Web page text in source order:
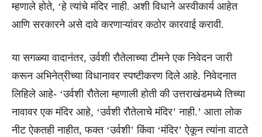
म्हणाले होते, ‘हे त्यांचे मंदिर नाही. अशी विधाने अस्वीकार्य आहेत
आणि सरकारने असे दावे करणाऱ्यांवर कठोर कारवाई करावी.
या सगळ्या वादानंतर, उर्वशी रौतेलाच्या टीमने एक निवेदन जारी
करून अभिनेत्रीच्या विधानावर स्पष्टीकरण दिले आहे. निवेदनात
लिहिले आहे- ‘उर्वशी रौतेला म्हणाली होती की उत्तराखंडमध्ये तिच्या
नावावर एक मंदिर आहे, ‘उर्वशी रौतेलाचे मंदिर’ नाही.’ आता लोक
नीट ऐकतही नाहीत, फक्त ‘उर्वशी’ किंवा ‘मंदिर’ ऐकून त्यांना वाटते